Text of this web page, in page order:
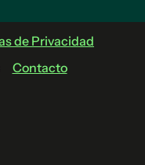
de Privacidad
Contacto